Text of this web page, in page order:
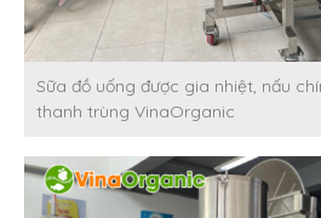
Sữa đồ uống được gia nhiệt, nấu
thanh trùng VinaOrganic